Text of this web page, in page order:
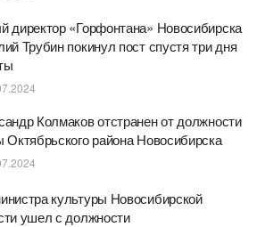
директор «Горфонтана» Новосибирска
Трубин покинул пост спустя три дня
Колмаков отстранен от должности
Октябрьского района Новосибирска
культуры Новосибирской
ушел с должности